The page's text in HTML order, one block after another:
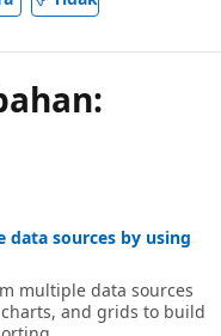
sources by using
multiple data sources
and grids to build